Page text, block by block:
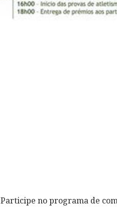
Participe no programa de